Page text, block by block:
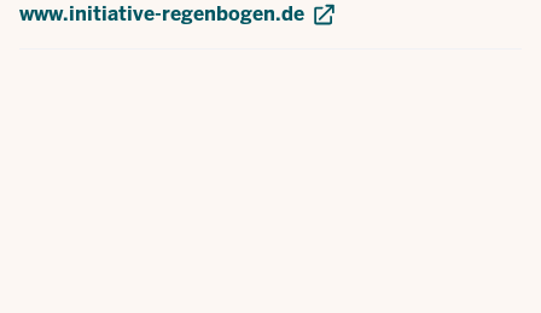
www.initiative-regenbogen.de